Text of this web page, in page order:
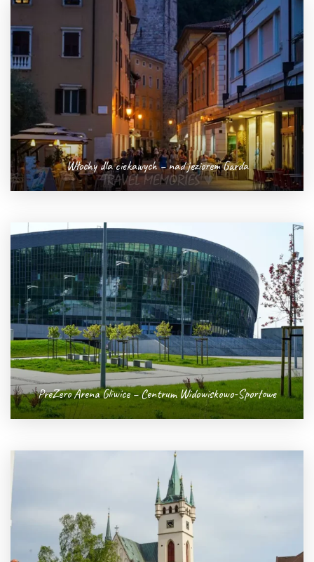
Włochy dla ciekawych – nad jeziorem Garda
PreZero Arena Gliwice – Centrum Widowiskowo-Sportowe